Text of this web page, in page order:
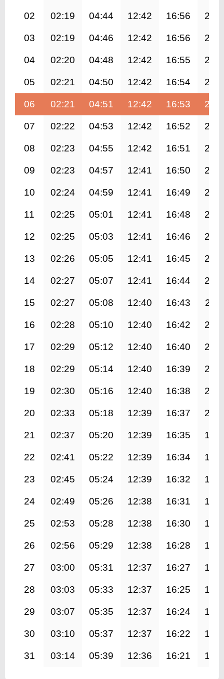
02 02:19 04:44 12:42 16:56
03 02:19 04:46 12:42 16:56
04 02:20 04:48 12:42 16:55
05 02:21 04:50 12:42 16:54
06 02:21 04:51 12:42 16:53
07 02:22 04:53 12:42 16:52
08 02:23 04:55 12:42 16:51
09 02:23 04:57 12:41 16:50
10 02:24 04:59 12:41 16:49
11 02:25 05:01 12:41 16:48
12 02:25 05:03 12:41 16:46
13 02:26 05:05 12:41 16:45
14 02:27 05:07 12:41 16:44
15 02:27 05:08 12:40 16:43
16 02:28 05:10 12:40 16:42
17 02:29 05:12 12:40 16:40
18 02:29 05:14 12:40 16:39
19 02:30 05:16 12:40 16:38
20 02:33 05:18 12:39 16:37
21 02:37 05:20 12:39 16:35
22 02:41 05:22 12:39 16:34
23 02:45 05:24 12:39 16:32
24 02:49 05:26 12:38 16:31
25 02:53 05:28 12:38 16:30
26 02:56 05:29 12:38 16:28
27 03:00 05:31 12:37 16:27
28 03:03 05:33 12:37 16:25
29 03:07 05:35 12:37 16:24
30 03:10 05:37 12:37 16:22
31 03:14 05:39 12:36 16:21